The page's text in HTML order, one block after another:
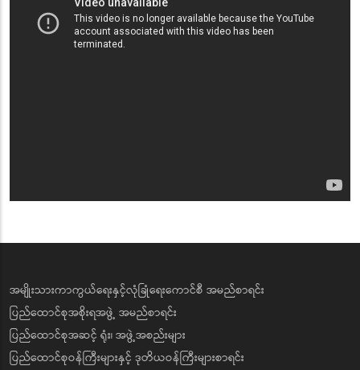
အမျိုးသားကာကွယ်ရေးနှင့်လုံခြုံရေးကောင်စီ အမည်စာရင်း
ပြည်ထောင်စုအစိုးရအဖွဲ့ အမည်စာရင်း
ပြည်ထောင်စုအဆင့် ရုံး၊ အဖွဲ့အစည်းများ
ပြည်ထောင်စုဝန်ကြီးများနှင့် ဒုတိယဝန်ကြီးများစာရင်း